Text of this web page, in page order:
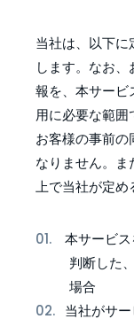
当社は、以下に
します。なお
報を、本サービ
用に必要な範
お客様の事前の
なりません。ま
上で当社が定め
本サービ
判断した
場合
当社がサ